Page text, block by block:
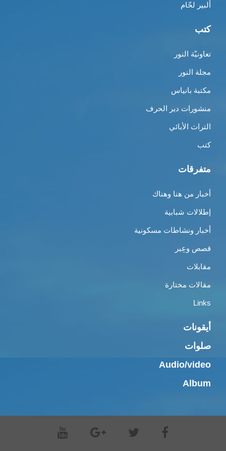
ألبير لحّام
كتب
تعاونيّة النور
مجلة النور
مكتبة بانياس
منشورات دير الحرف
التراث الأبائي
كتب
متفرقات
أخبار من هنا وهناك
إطلالات شبابية
أخبار ونشاطات مسكونية
قصص وعِبر
مقابلات
مقالات مختارة
Links
أيقونات
صلوات
Audio/video
Album